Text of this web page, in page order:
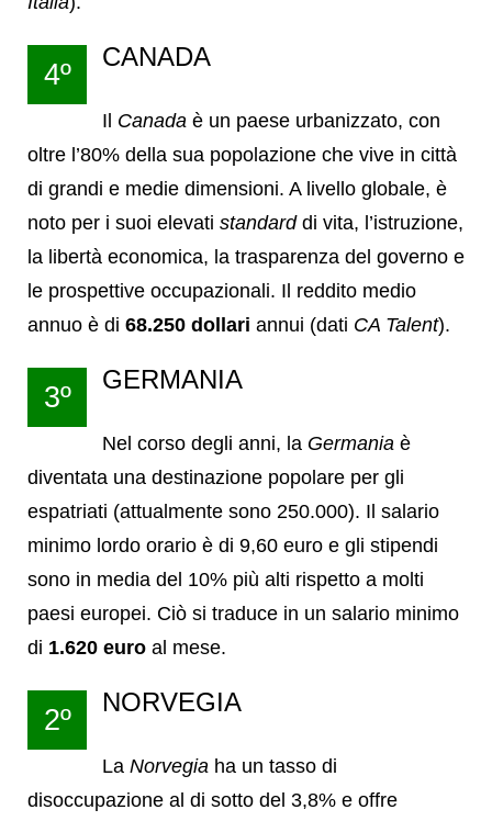
4º
CANADA
Il Canada è un paese urbanizzato, con
oltre l’80% della sua popolazione che vive in città
di grandi e medie dimensioni. A livello globale, è
noto per i suoi elevati standarddi vita, l’istruzione,
la libertà economica, la trasparenza del governo e
le prospettive occupazionali. Il reddito medio
annuo è di 68.250 dollari annui (dati CA Talent).
3º
GERMANIA
Nel corso degli anni, la Germania è
diventata una destinazione popolare per gli
espatriati (attualmente sono 250.000). Il salario
minimo lordo orario è di 9,60 euro e gli stipendi
sono in media del 10% più alti rispetto a molti
paesi europei. Ciò si traduce in un salario minimo
di 1.620 euro al mese.
2º
NORVEGIA
La Norvegia ha un tasso di
disoccupazione al di sotto del 3,8% e offre